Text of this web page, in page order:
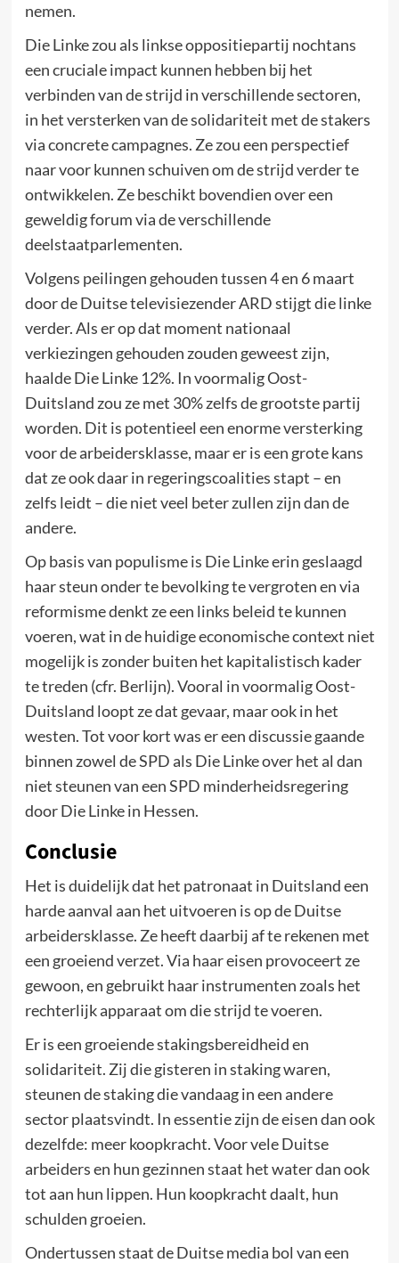
nemen.
Die Linke zou als linkse oppositiepartij nochtans
een cruciale impact kunnen hebben bij het
verbinden van de strijd in verschillende sectoren,
in het versterken van de solidariteit met de stakers
via concrete campagnes. Ze zou een perspectief
naar voor kunnen schuiven om de strijd verder te
ontwikkelen. Ze beschikt bovendien over een
geweldig forum via de verschillende
deelstaatparlementen.
Volgens peilingen gehouden tussen 4 en 6 maart
door de Duitse televisiezender ARD stijgt die linke
verder. Als er op dat moment nationaal
verkiezingen gehouden zouden geweest zijn,
haalde Die Linke 12%. In voormalig Oost-
Duitsland zou ze met 30% zelfs de grootste partij
worden. Dit is potentieel een enorme versterking
voor de arbeidersklasse, maar er is een grote kans
dat ze ook daar in regeringscoalities stapt – en
zelfs leidt – die niet veel beter zullen zijn dan de
andere.
Op basis van populisme is Die Linke erin geslaagd
haar steun onder te bevolking te vergroten en via
reformisme denkt ze een links beleid te kunnen
voeren, wat in de huidige economische context niet
mogelijk is zonder buiten het kapitalistisch kader
te treden (cfr. Berlijn). Vooral in voormalig Oost-
Duitsland loopt ze dat gevaar, maar ook in het
westen. Tot voor kort was er een discussie gaande
binnen zowel de SPD als Die Linke over het al dan
niet steunen van een SPD minderheidsregering
door Die Linke in Hessen.
Conclusie
Het is duidelijk dat het patronaat in Duitsland een
harde aanval aan het uitvoeren is op de Duitse
arbeidersklasse. Ze heeft daarbij af te rekenen met
een groeiend verzet. Via haar eisen provoceert ze
gewoon, en gebruikt haar instrumenten zoals het
rechterlijk apparaat om die strijd te voeren.
Er is een groeiende stakingsbereidheid en
solidariteit. Zij die gisteren in staking waren,
steunen de staking die vandaag in een andere
sector plaatsvindt. In essentie zijn de eisen dan ook
dezelfde: meer koopkracht. Voor vele Duitse
arbeiders en hun gezinnen staat het water dan ook
tot aan hun lippen. Hun koopkracht daalt, hun
schulden groeien.
Ondertussen staat de Duitse media bol van een